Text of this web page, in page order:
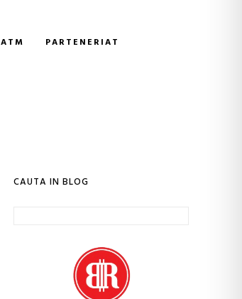
PARTENERIAT
CAUTA IN BLOG